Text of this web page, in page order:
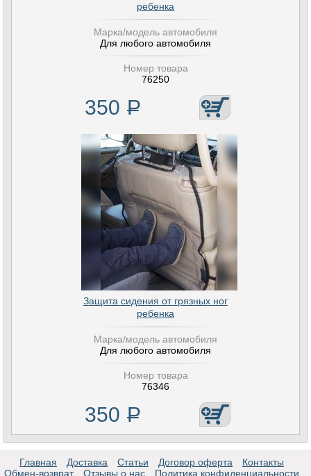
ребенка
Марка/модель автомобиля
Для любого автомобиля
Номер товара
76250
350 Р
Защита сидения от грязных ног
ребенка
Марка/модель автомобиля
Для любого автомобиля
Номер товара
76346
350 Р
Главная Доставка Статьи Договор оферта
Контакты
Обмен-возврат
Отзывы о нас Политика конфиденциальности